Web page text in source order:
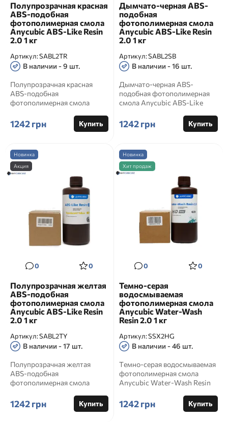
Полупрозрачная красная
ABS-подобная
фотополимерная смола
Anycubic ABS-Like Resin
2.0 1 кг
Артикул:SABL2TR
В наличии - 9 шт.
Полупрозрачная красная
ABS-подобная
фотополимерная смола
кг Артикул: ...
1242 грн Купить
Дымчато-черная ABS-
подобная
фотополимерная смола
Anycubic ABS-Like Resin
2.0 1 кг
Артикул:SABL2SB
В наличии - 16 шт.
Дымчато-черная ABS-
подобная фотополимерная
смола Anycubic ABS-Like
SABL2SB ...
1242 грн Купить
Новинка
Акция
0 0
Полупрозрачная желтая
ABS-подобная
фотополимерная смола
Anycubic ABS-Like Resin
2.0 1 кг
Артикул:SABL2TY
В наличии - 17 шт.
Полупрозрачная желтая
ABS-подобная
фотополимерная смола
кг Артикул: S...
1242 грн Купить
Новинка
Хит продаж
0 0
Темно-серая
водосмываемая
фотополимерная смола
Anycubic Water-Wash
Resin 2.0 1 кг
Артикул:SSX2HG
В наличии - 46 шт.
Темно-серая водосмываемая
фотополимерная смола
Anycubic Water-Wash Resin
1242 грн Купить